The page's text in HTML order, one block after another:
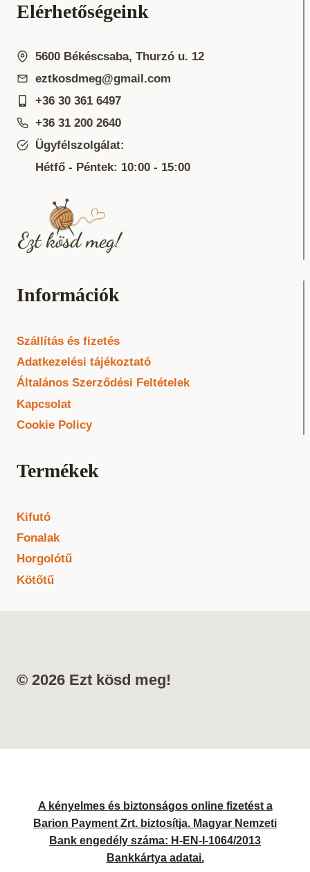
Elérhetőségeink
5600 Békéscsaba, Thurzó u. 12
eztkosdmeg@gmail.com
+36 30 361 6497
+36 31 200 2640
Ügyfélszolgálat:
Hétfő - Péntek: 10:00 - 15:00
Információk
Szállítás és fizetés
Adatkezelési tájékoztató
Általános Szerződési Feltételek
Kapcsolat
Cookie Policy
Termékek
Kifutó
Fonalak
Horgolótű
Kötőtű
© 2026 Ezt kösd meg!
A kényelmes és biztonságos online fizetést a
Barion Payment Zrt. biztosítja. Magyar Nemzeti
Bank engedély száma: H-EN-I-1064/2013
Bankkártya adatai.